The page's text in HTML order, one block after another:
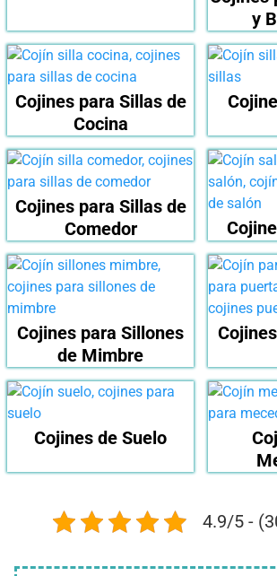
y
Cojines para Sillas de
Cocina
Cojines para Sillas de
Comedor
Cojines para Sillones
de Mimbre
Cojines de Suelo
4.9/5 -